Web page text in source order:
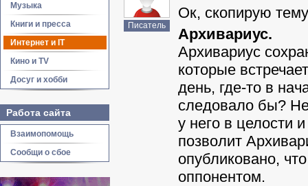
Музыка
Книги и пресса
Интернет и IT
Кино и TV
Досуг и хобби
Работа сайта
Взаимопомощь
Сообщи о сбое
Писатель
Ок, скопирую
Архивариус.
Архивариус
которые
день, где-то в
следовало бы?
у него в целости
позволит
опубликовано,
оппонентом.